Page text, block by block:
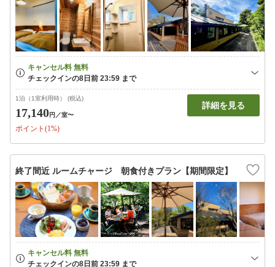
1泊（1室利用時） (税込)
17,140円 ／室〜
ポイント(1%)
詳細を見る
終了間近 ルームチャージ 朝食付きプラン【期間限定】